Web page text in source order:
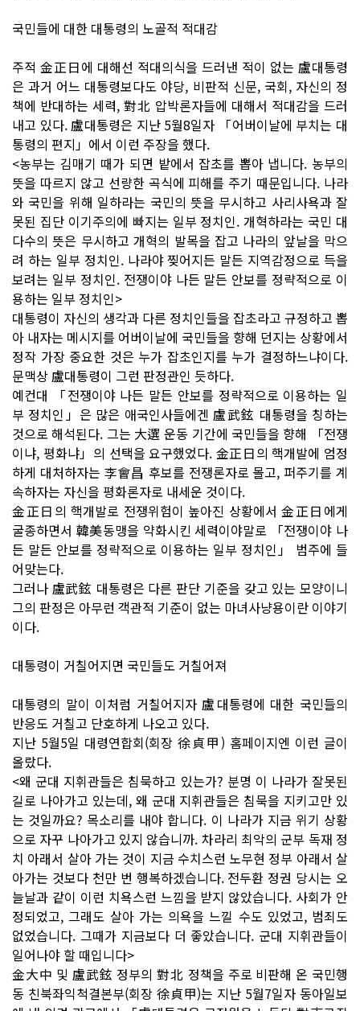
국민들에 대한 대통령의 노골적 적대감
주적 金正日에 대해선 적대의식을 드러낸 적이 없는 盧대통령
은 과거 어느 대통령보다도 야당, 비판적 신문, 국회, 자신의 정
책에 반대하는 세력, 對北 압박론자들에 대해서 적대감을 드러
내고 있다. 盧대통령은 지난 5월8일자 「어버이날에 부치는 대
통령의 편지」에서 이런 주장을 했다.
<농부는 김매기 때가 되면 밭에서 잡초를 뽑아 냅니다. 농부의
뜻을 따르지 않고 선량한 곡식에 피해를 주기 때문입니다. 나라
와 국민을 위해 일하라는 국민의 뜻을 무시하고 사리사욕과 잘
못된 집단 이기주의에 빠지는 일부 정치인. 개혁하라는 국민 대
다수의 뜻은 무시하고 개혁의 발목을 잡고 나라의 앞날을 막으
려 하는 일부 정치인. 나라야 찢어지든 말든 지역감정으로 득을
보려는 일부 정치인. 전쟁이야 나든 말든 안보를 정략적으로 이
용하는 일부 정치인>
대통령이 자신의 생각과 다른 정치인들을 잡초라고 규정하고 뽑
아 내자는 메시지를 어버이날에 국민들을 향해 던지는 상황에서
정작 가장 중요한 것은 누가 잡초인지를 누가 결정하느냐이다.
문맥상 盧대통령이 그런 판정관인 듯하다.
예컨대 「전쟁이야 나든 말든 안보를 정략적으로 이용하는 일
부 정치인」은 많은 애국인사들에겐 盧武鉉 대통령을 칭하는
것으로 해석된다. 그는 大選 운동 기간에 국민들을 향해 「전쟁
이냐, 평화냐」의 선택을 요구했었다. 金正日의 핵개발에 엄정
하게 대처하자는 李會昌 후보를 전쟁론자로 몰고, 퍼주기를 계
속하자는 자신을 평화론자로 내세운 것이다.
金正日의 핵개발로 전쟁위험이 높아진 상황에서 金正日에게
굴종하면서 韓美동맹을 약화시킨 세력이야말로 「전쟁이야 나
든 말든 안보를 정략적으로 이용하는 일부 정치인」 범주에 들
어맞는다.
그러나 盧武鉉 대통령은 다른 판단 기준을 갖고 있는 모양이니
그의 판정은 아무런 객관적 기준이 없는 마녀사냥용이란 이야기
이다.
대통령이 거칠어지면 국민들도 거칠어져
대통령의 말이 이처럼 거칠어지자 盧대통령에 대한 국민들의
반응도 거칠고 단호하게 나오고 있다.
지난 5월5일 대령연합회(회장 徐貞甲) 홈페이지엔 이런 글이
올랐다.
<왜 군대 지휘관들은 침묵하고 있는가? 분명 이 나라가 잘못된
길로 나아가고 있는데, 왜 군대 지휘관들은 침묵을 지키고만 있
는 것일까요? 목소리를 내야 합니다. 이 나라가 지금 위기 상황
으로 자꾸 나아가고 있지 않습니까. 차라리 최악의 군부 독재 정
치 아래서 살아 가는 것이 지금 수치스런 노무현 정부 아래서 살
아가는 것보다 천만 번 행복하겠습니다. 전두환 정권 당시는 오
늘날과 같이 이런 치욕스런 느낌을 받지 않았습니다. 사회가 안
정되었고, 그래도 살아 가는 의욕을 느낄 수도 있었고, 범죄도
없었습니다. 그때가 지금보다 더 좋았습니다. 군대 지휘관들이
일어나야 할 때입니다>
金大中 및 盧武鉉 정부의 對北 정책을 주로 비판해 온 국민행
동 친북좌익척결본부(회장 徐貞甲)는 지난 5월7일자 동아일보